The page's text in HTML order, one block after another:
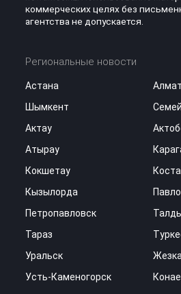
коммерческих целях без
агентства не допускается.
Региональные новости
Астана
Шымкент
Семей
Актау
Атырау
Кокшетау
Кызылорда
Петропавловск
Тараз
Уральск
Усть-Каменогорск